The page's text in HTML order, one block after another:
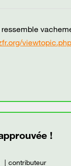
contributeur